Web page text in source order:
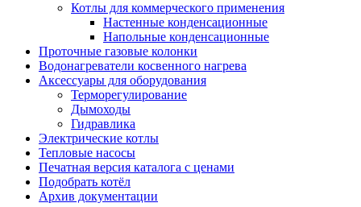
Котлы для коммерческого применения
Настенные конденсационные
Напольные конденсационные
Проточные газовые колонки
Водонагреватели косвенного нагрева
Аксессуары для оборудования
Терморегулирование
Дымоходы
Гидравлика
Электрические котлы
Тепловые насосы
Печатная версия каталога с ценами
Подобрать котёл
Архив документации